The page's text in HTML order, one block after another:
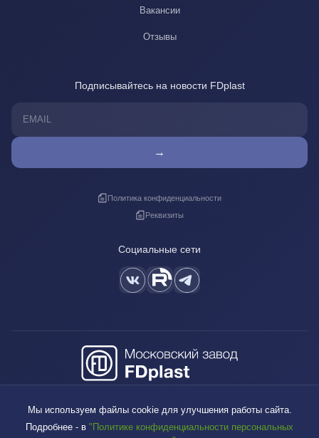
Вакансии
Отзывы
Подписывайтесь на новости FDplast
→
Политика конфиденциальности
Реквизиты
Социальные сети
sales@fdplast.ru
140050, Московская обл., пос. Красково, ул. Карла Маркса, д. 117Б
Мы используем файлы cookie для улучшения работы сайта.
Подробнее - в "Политике конфиденциальности персональных